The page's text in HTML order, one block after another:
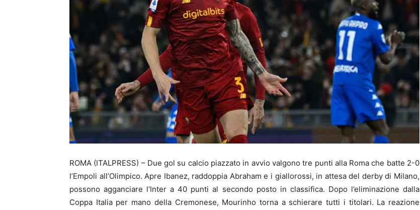
ROMA (ITALPRESS) – Due gol su calcio piazzato in avvio valgono tre punti alla Roma che batte 2-0
l’Empoli all’Olimpico. Apre Ibanez, raddoppia Abraham e i giallorossi, in attesa del derby di Milano,
possono agganciare l’Inter a 40 punti al secondo posto in classifica. Dopo l’eliminazione dalla
Coppa Italia per mano della Cremonese, Mourinho torna a schierare tutti i titolari. La reazione